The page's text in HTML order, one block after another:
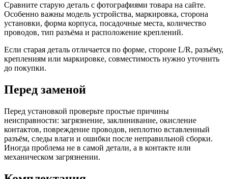
Сравните старую деталь с фотографиями товара на сайте.
Особенно важны модель устройства, маркировка, сторона
установки, форма корпуса, посадочные места, количество
проводов, тип разъёма и расположение креплений.
Если старая деталь отличается по форме, стороне L/R, разъёму,
креплениям или маркировке, совместимость нужно уточнить
до покупки.
Перед заменой
Перед установкой проверьте простые причины
неисправности: загрязнение, заклинивание, окисление
контактов, повреждение проводов, неплотно вставленный
разъём, следы влаги и ошибки после неправильной сборки.
Иногда проблема не в самой детали, а в контакте или
механическом загрязнении.